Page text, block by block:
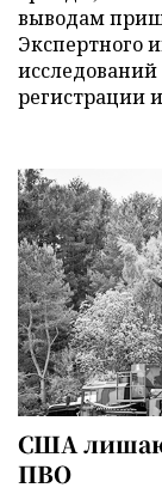
выводам
Экспертного
исследований
регистрации
США
ПВО